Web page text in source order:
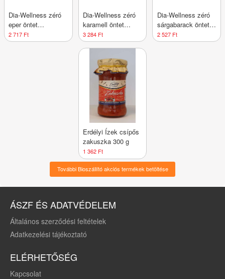
Dia-Wellness zéró
eper öntet
fagyihoz/sütihez
500 g
2 717 Ft
Dia-Wellness zéró
karamell öntet
fagyihoz/sütihez
500 g
3 284 Ft
Dia-Wellness zéró
sárgabarack öntet
fagyihoz/sütihez
500 g
2 527 Ft
Erdélyi Ízek csípős
zakuszka 300 g
1 362 Ft
További Bioszállító akciós termékek betöltése
ÁSZF ÉS ADATVÉDELEM
Általános szerződési feltételek
Adatkezelési tájékoztató
ELÉRHETŐSÉG
Kapcsolat